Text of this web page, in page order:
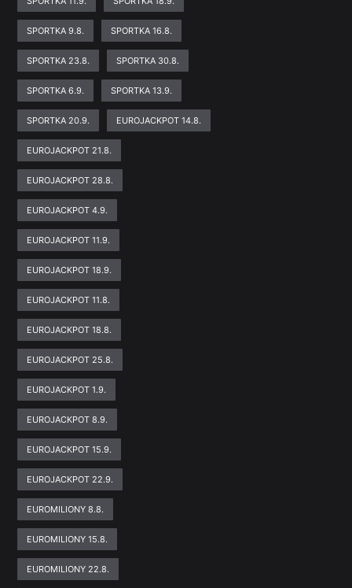
SPORTKA 9.8. SPORTKA 16.8.
SPORTKA 23.8. SPORTKA 30.8.
SPORTKA 6.9. SPORTKA 13.9.
SPORTKA 20.9. EUROJACKPOT 14.8.
EUROJACKPOT 21.8.
EUROJACKPOT 28.8.
EUROJACKPOT 4.9.
EUROJACKPOT 11.9.
EUROJACKPOT 18.9.
EUROJACKPOT 11.8.
EUROJACKPOT 18.8.
EUROJACKPOT 25.8.
EUROJACKPOT 1.9.
EUROJACKPOT 8.9.
EUROJACKPOT 15.9.
EUROJACKPOT 22.9.
EUROMILIONY 8.8.
EUROMILIONY 15.8.
EUROMILIONY 22.8.